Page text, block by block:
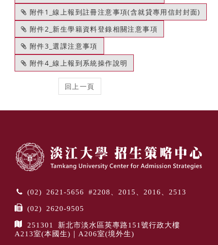
附件1_線上報到註冊注意事項(含就貸專用信封封面)
附件2_新生學籍資料登錄相關注意事項
附件3_選課注意事項
附件4_線上報到系統操作說明
(02) 2621-5656 #2208、2015、2016、2513
(02) 2620-9505
251301 新北市淡水區英專路151號行政大樓
A213室(本國生)｜A206室(境外生)